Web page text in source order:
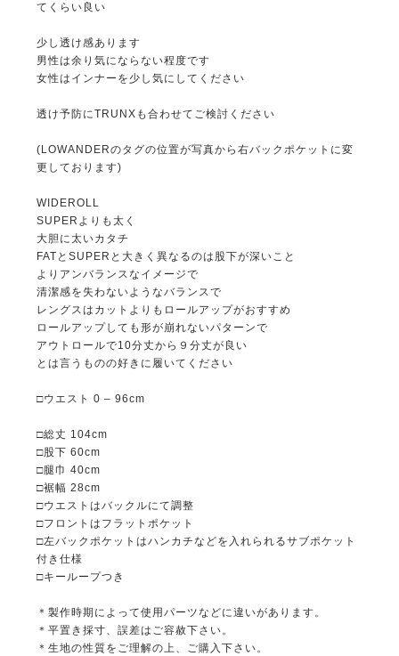
てくらい良い
少し透け感あります
男性は余り気にならない程度です
女性はインナーを少し気にしてください
透け予防にTRUNXも合わせてご検討ください
(LOWANDERのタグの位置が写真から右バックポケットに変
更しております)
WIDEROLL
SUPERよりも太く
大胆に太いカタチ
FATとSUPERと大きく異なるのは股下が深いこと
よりアンバランスなイメージで
清潔感を失わないようなバランスで
レングスはカットよりもロールアップがおすすめ
ロールアップしても形が崩れないパターンで
アウトロールで10分丈から９分丈が良い
とは言うものの好きに履いてください
□ウエスト 0 – 96cm
□総丈 104cm
□股下 60cm
□腿巾 40cm
□裾幅 28cm
□ウエストはバックルにて調整
□フロントはフラットポケット
□左バックポケットはハンカチなどを入れられるサブポケット
付き仕様
□キーループつき
＊製作時期によって使用パーツなどに違いがあります。
＊平置き採寸、誤差はご容赦下さい。
＊生地の性質をご理解の上、ご購入下さい。